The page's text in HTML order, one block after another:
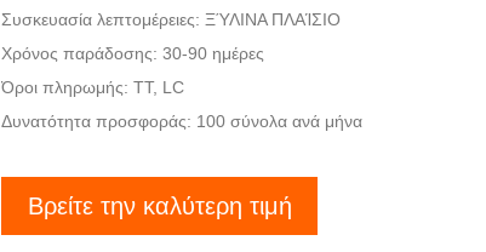
Συσκευασία λεπτομέρειες: ΞΎΛΙΝΑ ΠΛΑΊΣΙΟ
Χρόνος παράδοσης: 30-90 ημέρες
Όροι πληρωμής: TT, LC
Δυνατότητα προσφοράς: 100 σύνολα ανά μήνα
Βρείτε την καλύτερη τιμή